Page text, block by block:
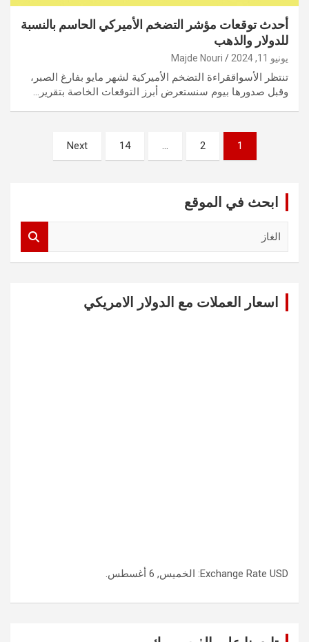
أحدث توقعات مؤشر التضخم الأميركي الحاسم بالنسبة
للدولار والذهب
يونيو 11, 2024 Majde Nouri
تنتظر الأسواققراءة التضخم الأميركية لشهر مايو بفارغ الصبر،
وقبل صدورها بيوم سنستعرض أبرز التوقعات الخاصة بتقرير…
صفحات
1
2
14
Next
ابحث في الموقع
اسعار العملات مع الدولار الامريكي
Exchange Rate USD : الخميس, 6 أغسطس.